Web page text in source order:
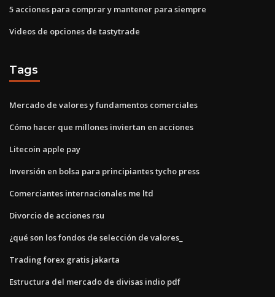
5 acciones para comprar y mantener para siempre
Videos de opciones de tastytrade
Tags
Mercado de valores y fundamentos comerciales
Cómo hacer que millones inviertan en acciones
Litecoin apple pay
Inversión en bolsa para principiantes tycho press
Comerciantes internacionales me ltd
Divorcio de acciones rsu
¿qué son los fondos de selección de valores_
Trading forex gratis jakarta
Estructura del mercado de divisas indio pdf